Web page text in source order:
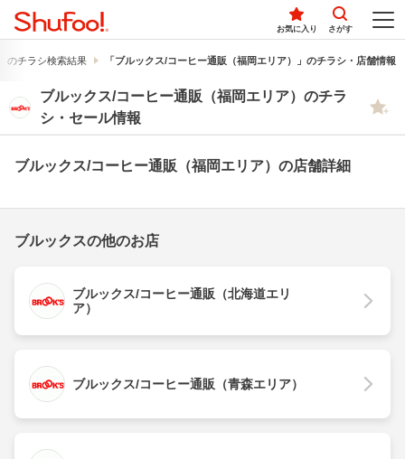
お気に入り さがす
のチラシ検索結果 「ブルックス/コーヒー通販（福岡エリア）」のチラシ・店舗情報
ブルックス/コーヒー通販（福岡エリア）のチラ
シ・セール情報
ブルックス/コーヒー通販（福岡エリア）の店舗詳細
ブルックスの他のお店
ブルックス/コーヒー通販（北海道エリ
ア）
ブルックス/コーヒー通販（青森エリア）